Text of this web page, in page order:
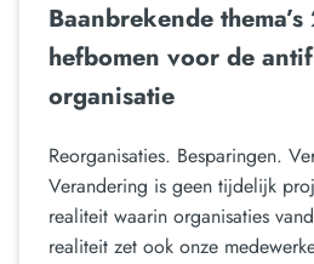
Baanbrekende
hefbomen voor de
organisatie
Reorganisaties. Besparingen.
Verandering is geen tijdelijk
realiteit waarin organisaties
realiteit zet ook onze